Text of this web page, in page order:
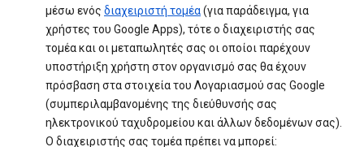
μέσω ενός διαχειριστή τομέα(για παράδειγμα, για
χρήστες του Google Apps), τότε ο διαχειριστής σας
τομέα και οι μεταπωλητές σας οι οποίοι παρέχουν
υποστήριξη χρήστη στον οργανισμό σας θα έχουν
πρόσβαση στα στοιχεία του Λογαριασμού σας Google
(συμπεριλαμβανομένης της διεύθυνσής σας
ηλεκτρονικού ταχυδρομείου και άλλων δεδομένων σας).
Ο διαχειριστής σας τομέα πρέπει να μπορεί: